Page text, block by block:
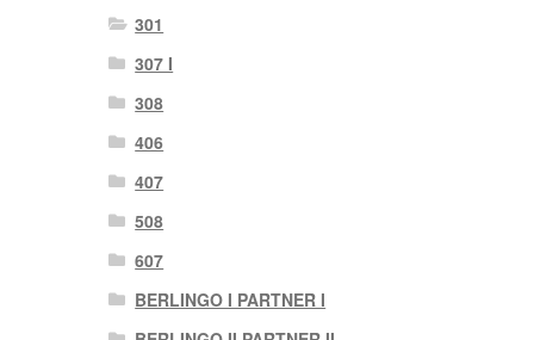
301
307 I
308
406
407
508
607
BERLINGO I PARTNER I